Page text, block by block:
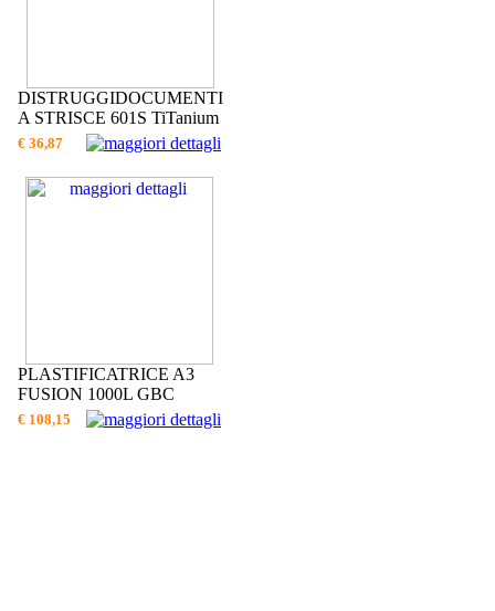
DISTRUGGIDOCUMENTI
A STRISCE 601S TiTanium
€ 36,87
PLASTIFICATRICE A3
FUSION 1000L GBC
€ 108,15